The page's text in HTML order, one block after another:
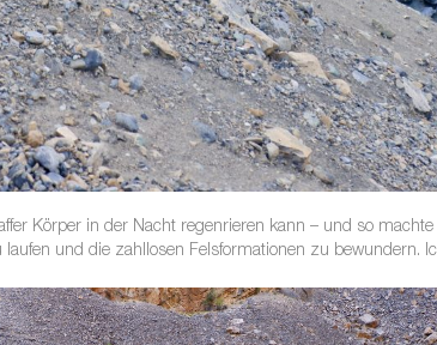
Körper in der Nacht regenrieren kann – und so
und die zahllosen Felsformationen zu bewundern.